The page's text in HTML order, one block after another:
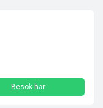
Besök här